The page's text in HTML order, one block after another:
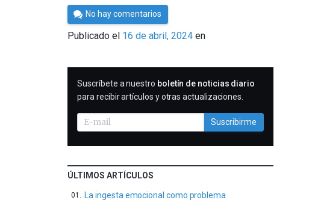
Por
César
Tomé
No hay comentarios
Publicado el 16 de abril, 2024 en
SUSCRIBIRME
Suscríbete a nuestro boletín de noticias diario
para recibir artículos y otras actualizaciones.
Suscribirme
ÚLTIMOS ARTÍCULOS
La ingesta emocional como problema